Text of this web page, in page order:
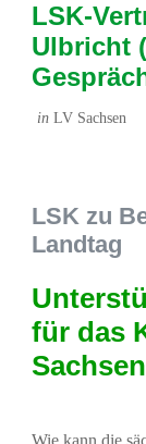
LSK-
Ulbricht
in LV Sachsen
LSK zu
Landtag
für das
Sachsen
Wie kann die